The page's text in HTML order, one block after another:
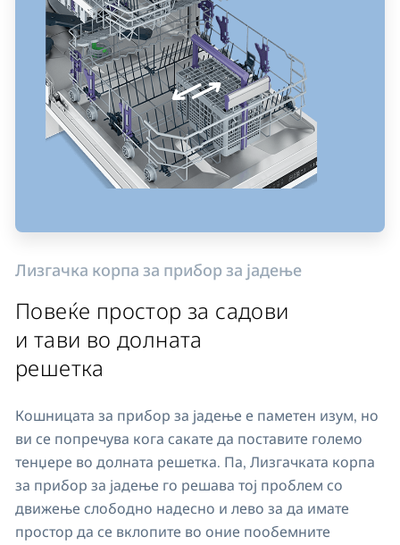
Лизгачка корпа за прибор за јадење
Повеќе простор за садови
и тави во долната
решетка
Кошницата за прибор за јадење е паметен изум, но
ви се попречува кога сакате да поставите големо
тенџере во долната решетка. Па, Лизгачката корпа
за прибор за јадење го решава тој проблем со
движење слободно надесно и лево за да имате
простор да се вклопите во оние пообемните